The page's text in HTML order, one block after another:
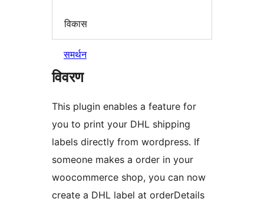
विकास
समर्थन
विवरण
This plugin enables a feature for
you to print your DHL shipping
labels directly from wordpress. If
someone makes a order in your
woocommerce shop, you can now
create a DHL label at orderDetails